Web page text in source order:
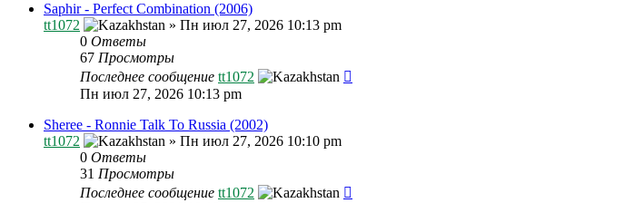
Saphir - Perfect Combination (2006)
tt1072
» Пн июл 27, 2026 10:13 pm
0 Ответы
67 Просмотры
Последнее сообщение tt1072
Пн июл 27, 2026 10:13 pm
Sheree - Ronnie Talk To Russia (2002)
tt1072
» Пн июл 27, 2026 10:10 pm
0 Ответы
31 Просмотры
Последнее сообщение tt1072